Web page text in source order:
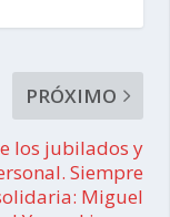
PRÓXIMO
los jubilados y
Siempre
Miguel